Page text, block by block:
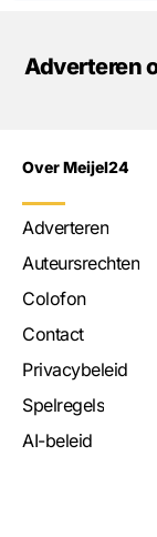
Adverteren
Over Meijel24
Adverteren
Auteursrechten
Colofon
Contact
Privacybeleid
Spelregels
AI-beleid